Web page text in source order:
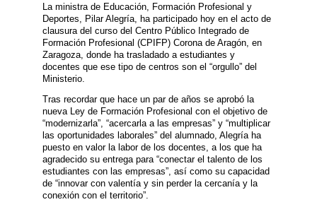
La ministra de Educación, Formación Profesional y
Deportes, Pilar Alegría, ha participado hoy en el acto de
clausura del curso del Centro Público Integrado de
Formación Profesional (CPIFP) Corona de Aragón, en
Zaragoza, donde ha trasladado a estudiantes y
docentes que ese tipo de centros son el “orgullo” del
Ministerio.
Tras recordar que hace un par de años se aprobó la
nueva Ley de Formación Profesional con el objetivo de
“modernizarla”, “acercarla a las empresas” y “multiplicar
las oportunidades laborales” del alumnado, Alegría ha
puesto en valor la labor de los docentes, a los que ha
agradecido su entrega para “conectar el talento de los
estudiantes con las empresas”, así como su capacidad
de “innovar con valentía y sin perder la cercanía y la
conexión con el territorio”.